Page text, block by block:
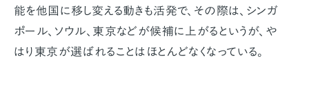
能を他国に移し変える動きも活発で、その際は、シンガ
ポール、ソウル、東京などが候補に上がるというが、や
はり東京が選ばれることはほとんどなくなっている。